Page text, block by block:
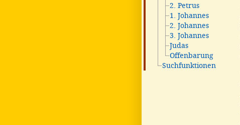
2. Petrus
1. Johannes
2. Johannes
3. Johannes
Judas
Offenbarung
Suchfunktionen